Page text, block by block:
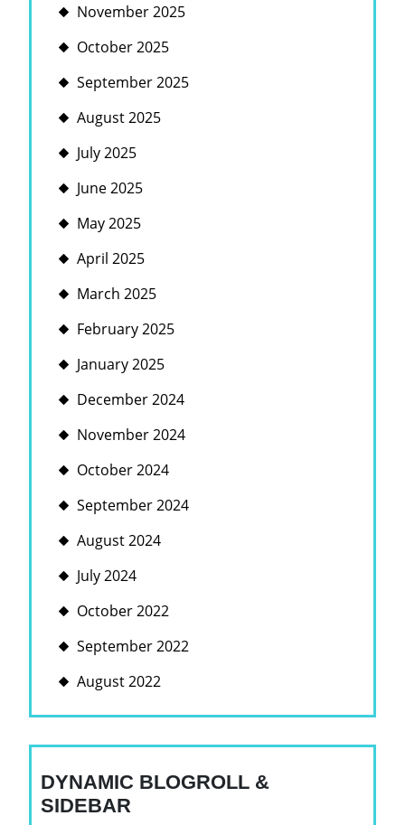
November 2025
October 2025
September 2025
August 2025
July 2025
June 2025
May 2025
April 2025
March 2025
February 2025
January 2025
December 2024
November 2024
October 2024
September 2024
August 2024
July 2024
October 2022
September 2022
August 2022
DYNAMIC BLOGROLL &
SIDEBAR